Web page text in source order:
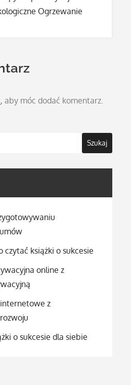
Ogrzewanie
, aby móc dodać komentarz.
Szukaj
czytać książki o sukcesie
online z
z
o sukcesie dla siebie